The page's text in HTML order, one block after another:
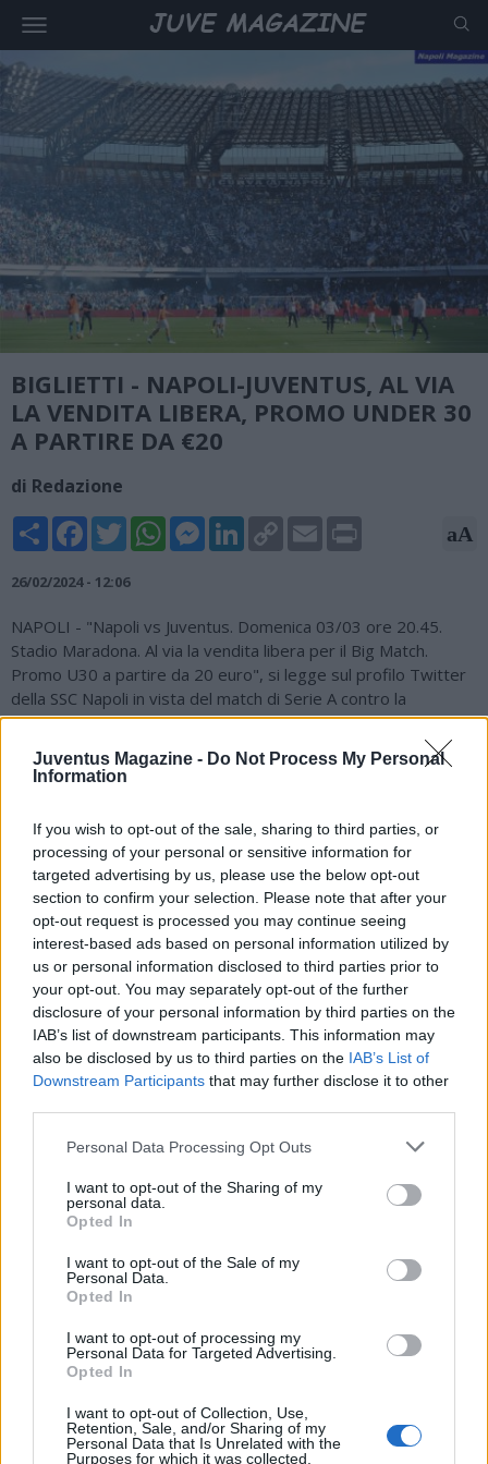
Juventus Magazine - Do Not Process My Personal
Information
If you wish to opt-out of the sale, sharing to third parties, or
processing of your personal or sensitive information for
targeted advertising by us, please use the below opt-out
section to confirm your selection. Please note that after your
opt-out request is processed you may continue seeing
interest-based ads based on personal information utilized by
us or personal information disclosed to third parties prior to
your opt-out. You may separately opt-out of the further
disclosure of your personal information by third parties on the
IAB’s list of downstream participants. This information may
also be disclosed by us to third parties on the IAB’s List of
Downstream Participants that may further disclose it to other
Personal Data Processing Opt Outs
I want to opt-out of the Sharing of my
personal data.
Opted In
I want to opt-out of the Sale of my
Personal Data.
Opted In
I want to opt-out of processing my
Personal Data for Targeted Advertising.
Opted In
I want to opt-out of Collection, Use,
Retention, Sale, and/or Sharing of my
Personal Data that Is Unrelated with the
Purposes for which it was collected.
BIGLIETTI - NAPOLI-JUVENTUS, AL VIA
LA VENDITA LIBERA, PROMO UNDER 30
A PARTIRE DA €20
di Redazione
Share FacebookTwitterWhatsAppMessengerLinkedInCopy
Link
Email aA
26/02/2024 - 12:06
NAPOLI - "Napoli vs Juventus. Domenica 03/03 ore 20.45.
Stadio Maradona. Al via la vendita libera per il Big Match.
Promo U30 a partire da 20 euro", si legge sul profilo Twitter
della SSC Napoli in vista del match di Serie A contro la
Juventus.
?? Domenica 03/03 h. 20:45
?? Al via la vendita libera per il Big Match
? Promo U30 a partire da 20€
?? Acquista ora:https://t.co/JAsKjhktrx
pic.twitter.com/v3PAuZM0bw
— Official SSC Napoli (@sscnapoli)February 26, 2024